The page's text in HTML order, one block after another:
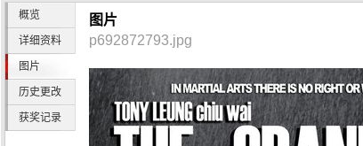
概览
详细资料
图片
历史更改
获奖记录
图片
p692872793.jpg